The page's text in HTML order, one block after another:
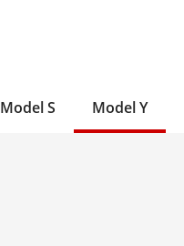
Model S Model Y